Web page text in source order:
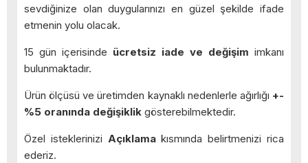
sevdiğinize olan duygularınızı en güzel şekilde ifade
etmenin yolu olacak.
15 gün içerisinde ücretsiz iade ve değişim imkanı
bulunmaktadır.
Ürün ölçüsü ve üretimden kaynaklı nedenlerle ağırlığı +-
%5 oranında değişiklik gösterebilmektedir.
Özel isteklerinizi Açıklamakısmında belirtmenizi rica
ederiz.